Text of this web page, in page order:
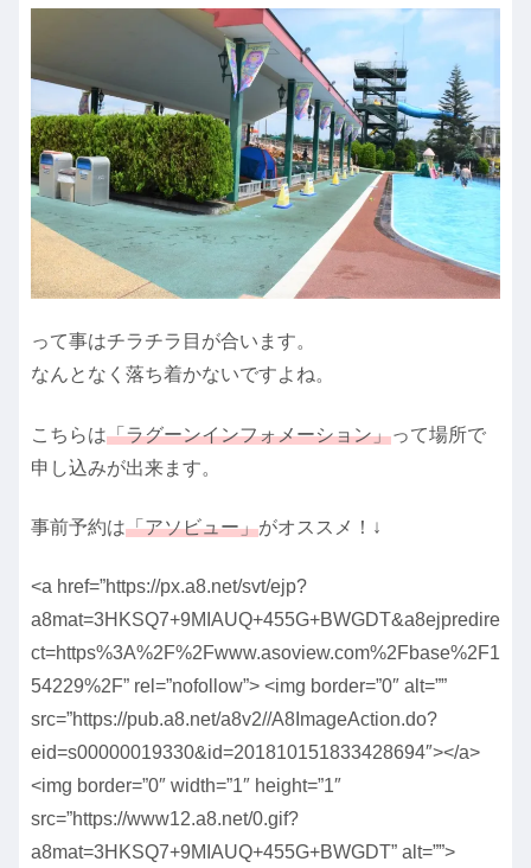
って事はチラチラ目が合います。
なんとなく落ち着かないですよね。
こちらは「ラグーンインフォメーション」って場所で
申し込みが出来ます。
事前予約は「アソビュー」がオススメ！↓
<a href=”https://px.a8.net/svt/ejp?
a8mat=3HKSQ7+9MIAUQ+455G+BWGDT&a8ejpredire
ct=https%3A%2F%2Fwww.asoview.com%2Fbase%2F1
54229%2F” rel=”nofollow”> <img border=”0″ alt=””
src=”https://pub.a8.net/a8v2//A8ImageAction.do?
eid=s00000019330&id=201810151833428694″></a>
<img border=”0″ width=”1″ height=”1″
src=”https://www12.a8.net/0.gif?
a8mat=3HKSQ7+9MIAUQ+455G+BWGDT” alt=””>